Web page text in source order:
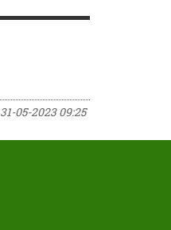
31-05-2023 09:25